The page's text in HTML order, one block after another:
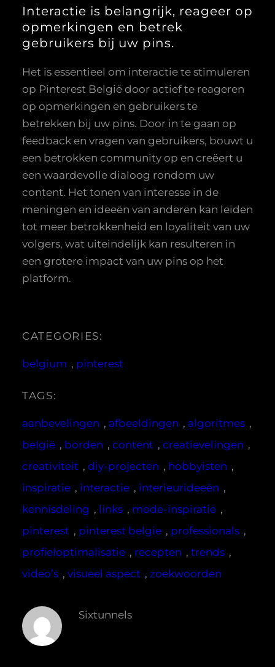
Interactie is belangrijk, reageer op
opmerkingen en betrek
gebruikers bij uw pins.
Het is essentieel om interactie te stimuleren
op Pinterest België door actief te reageren
op opmerkingen en gebruikers te
betrekken bij uw pins. Door in te gaan op
feedback en vragen van gebruikers, bouwt u
een betrokken community op en creëert u
een waardevolle dialoog rondom uw
content. Het tonen van interesse in de
meningen en ideeën van anderen kan leiden
tot meer betrokkenheid en loyaliteit van uw
volgers, wat uiteindelijk kan resulteren in
een grotere impact van uw pins op het
platform.
CATEGORIES:
belgium , pinterest
TAGS:
aanbevelingen , afbeeldingen , algoritmes
belgië , borden , content , creatievelingen ,
creativiteit , diy-projecten , hobbyisten ,
inspiratie , interactie , interieurideeën ,
kennisdeling , links , mode-inspiratie ,
pinterest , pinterest belgie , professionals ,
profieloptimalisatie , recepten , trends ,
video’s , visueel aspect , zoekwoorden
Sixtunnels